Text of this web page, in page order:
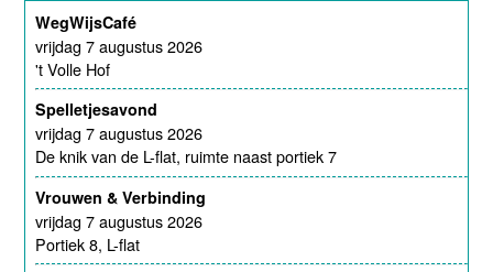
WegWijsCafé
vrijdag 7 augustus 2026
't Volle Hof
Spelletjesavond
vrijdag 7 augustus 2026
De knik van de L-flat, ruimte naast portiek 7
Vrouwen & Verbinding
vrijdag 7 augustus 2026
Portiek 8, L-flat